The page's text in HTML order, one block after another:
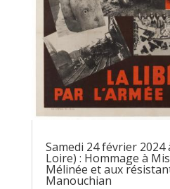
Samedi 24 février
Loire) : Hommage à
Mélinée et aux
Manouchian